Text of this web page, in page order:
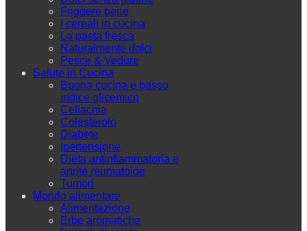
Friggere bene
I cereali in cucina
La pasta fresca
Naturalmente dolci
Pesce & Vedure
Salute in Cucina
Buona cucina e basso
indice glicemico
Celiachia
Colesterolo
Diabete
Ipertensione
Dieta antinfiammatoria e
artrite reumatoide
Tumori
Mondo alimentare
Alimentazione
Erbe aromatiche